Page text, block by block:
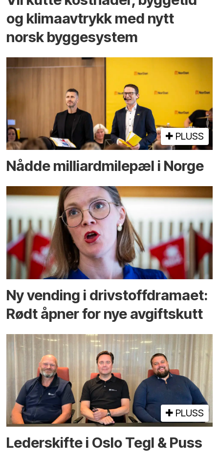
og klima­avtrykk med nytt
norsk bygge­system
PLUSS
Nådde milliard­­milepæl i Norge
Ny vending i drivstoffdramaet:
Rødt åpner for nye avgiftskutt
PLUSS
Lederskifte i Oslo Tegl & Puss